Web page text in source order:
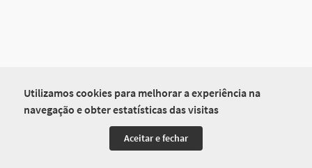
Utilizamos cookies para melhorar a experiência na
navegação e obter estatísticas das visitas
Aceitar e fechar